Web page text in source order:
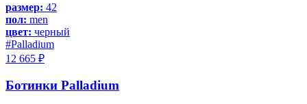
размер: 42
пол: men
цвет: черный
#Palladium
12 665 ₽
Ботинки Palladium